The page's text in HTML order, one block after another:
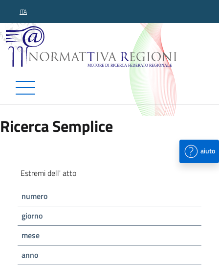
ITA
Normattiva Regioni -
Ricerca Semplice
aiuto
Estremi dell' atto
numero
giorno
mese
anno